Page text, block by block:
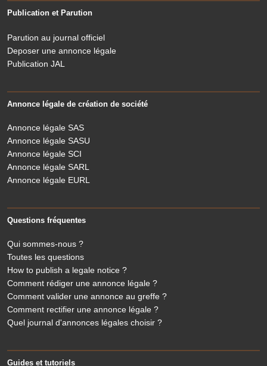
Publication et Parution
Parution au journal officiel
Deposer une annonce légale
Publication JAL
Annonce légale de création de société
Annonce légale SAS
Annonce légale SASU
Annonce légale SCI
Annonce légale SARL
Annonce légale EURL
Questions fréquentes
Qui sommes-nous ?
Toutes les questions
How to publish a legale notice ?
Comment rédiger une annonce légale ?
Comment valider une annonce au greffe ?
Comment rectifier une annonce légale ?
Quel journal d'annonces légales choisir ?
Guides et tutoriels